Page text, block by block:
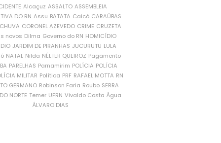
Alcaçuz ASSALTO ASSEMBLEIA
DO RN Assu BATATA Caicó CARAÚBAS
CORONEL AZEVEDO CRIME CRUZETA
novos Dilma Governo do RN HOMICÍDIO
JARDIM DE PIRANHAS JUCURUTU LULA
NATAL Nilda NÉLTER QUEIROZ Pagamento
PARELHAS Parnamirim POLÍCIA POLÍCIA
MILITAR Política PRF RAFAEL MOTTA RN
GERMANO Robinson Faria Roubo SERRA
NORTE Temer UFRN Vivaldo Costa Água
ÁLVARO DIAS